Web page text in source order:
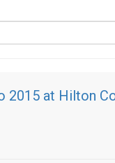
2015 at Hilton